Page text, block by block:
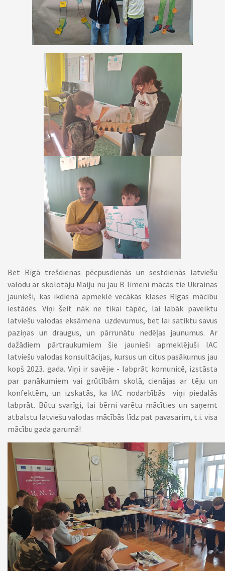
Bet Rīgā trešdienas pēcpusdienās un sestdienās latviešu
valodu ar skolotāju Maiju nu jau B līmenī mācās tie Ukrainas
jaunieši, kas ikdienā apmeklē vecākās klases Rīgas mācību
iestādēs. Viņi šeit nāk ne tikai tāpēc, lai labāk paveiktu
latviešu valodas eksāmena uzdevumus, bet lai satiktu savus
paziņas un draugus, un pārrunātu nedēļas jaunumus. Ar
dažādiem pārtraukumiem šie jaunieši apmeklējuši IAC
latviešu valodas konsultācijas, kursus un citus pasākumus jau
kopš 2023. gada. Viņi ir savējie - labprāt komunicē, izstāsta
par panākumiem vai grūtībām skolā, cienājas ar tēju un
konfektēm, un izskatās, ka IAC nodarbībās viņi piedalās
labprāt. Būtu svarīgi, lai bērni varētu mācīties un saņemt
atbalstu latviešu valodas mācībās līdz pat pavasarim, t.i. visa
mācību gada garumā!